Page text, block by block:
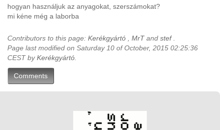
hogyan használjuk az anyagokat, szerszámokat?
mi kéne még a laborba
Contributors to this page: Kerékgyártó MrTand stef.
Page last modified on Saturday 10 of October, 2015 02:25:36
CEST byKerékgyártó
Comments